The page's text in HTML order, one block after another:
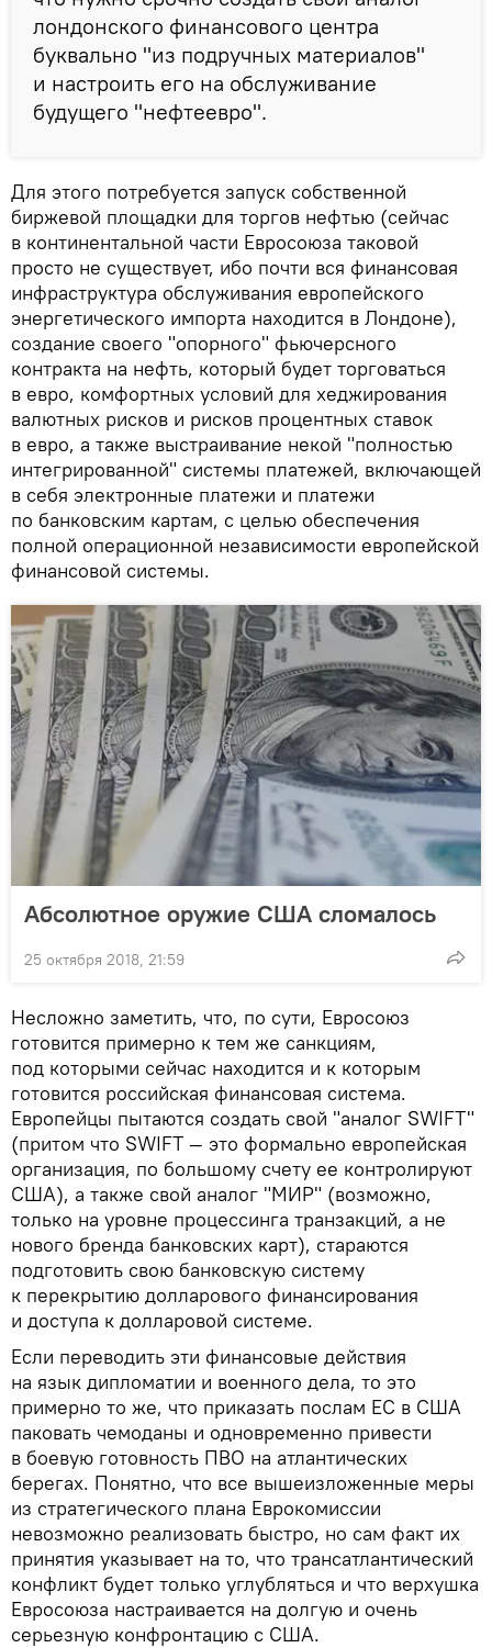
лондонского финансового центра
буквально "из подручных материалов"
и настроить его на обслуживание
будущего "нефтеевро".
Для этого потребуется запуск собственной
биржевой площадки для торгов нефтью (сейчас
в континентальной части Евросоюза таковой
просто не существует, ибо почти вся финансовая
инфраструктура обслуживания европейского
энергетического импорта находится в Лондоне),
создание своего "опорного" фьючерсного
контракта на нефть, который будет торговаться
в евро, комфортных условий для хеджирования
валютных рисков и рисков процентных ставок
в евро, а также выстраивание некой "полностью
интегрированной" системы платежей, включающей
в себя электронные платежи и платежи
по банковским картам, с целью обеспечения
полной операционной независимости европейской
финансовой системы.
Абсолютное оружие США сломалось
25 октября 2018, 21:59
Несложно заметить, что, по сути, Евросоюз
готовится примерно к тем же санкциям,
под которыми сейчас находится и к которым
готовится российская финансовая система.
Европейцы пытаются создать свой "аналог SWIFT"
(притом что SWIFT — это формально европейская
организация, по большому счету ее контролируют
США), а также свой аналог "МИР" (возможно,
только на уровне процессинга транзакций, а не
нового бренда банковских карт), стараются
подготовить свою банковскую систему
к перекрытию долларового финансирования
и доступа к долларовой системе.
Если переводить эти финансовые действия
на язык дипломатии и военного дела, то это
примерно то же, что приказать послам ЕС в США
паковать чемоданы и одновременно привести
в боевую готовность ПВО на атлантических
берегах. Понятно, что все вышеизложенные меры
из стратегического плана Еврокомиссии
невозможно реализовать быстро, но сам факт их
принятия указывает на то, что трансатлантический
конфликт будет только углубляться и что верхушка
Евросоюза настраивается на долгую и очень
серьезную конфронтацию с США.